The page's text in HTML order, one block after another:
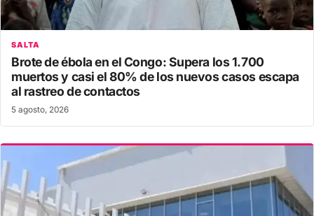
SALTA
Brote de ébola en el Congo: Supera los 1.700
muertos y casi el 80% de los nuevos casos escapa
al rastreo de contactos
5 agosto, 2026